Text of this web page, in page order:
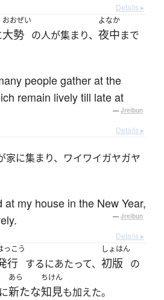
Details ▸
おおぜい
大勢 の人が集まり、
よなか
夜中まで
people gather at the
remain lively till late at
— Jreibun
Details ▸
家に集まり、ワイワイガヤガヤ
my house in the New Year,
— Jreibun
Details ▸
っこう
行 するにあたって、
しょはん
初版 の
あら
新たな
ちけん
知見も加えた。